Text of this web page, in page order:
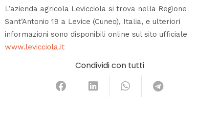
L’azienda agricola Levicciola si trova nella Regione
Sant’Antonio 19 a Levice (Cuneo), Italia, e ulteriori
informazioni sono disponibili online sul sito ufficiale
www.levicciola.it
Condividi con tutti